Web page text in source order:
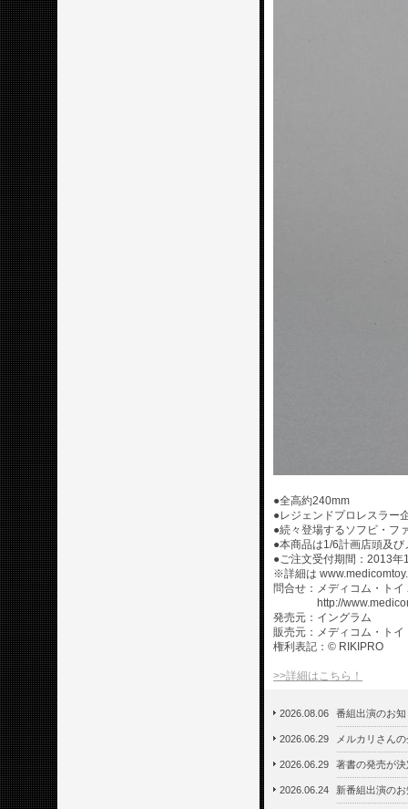
●全高約240mm
●レジェンドプロレスラー
●続々登場するソフビ・フ
●本商品は1/6計画店頭及
●ご注文受付期間：2013
※詳細は
問合せ：メディコム・ト
http://
発売元：イングラム
販売元：メディコム・トイ
権利表記：© RIKIPRO
>>詳細はこちら！
2026.08.06 番組出演のお
2026.06.29 メルカリさん
2026.06.29 著書の発売が
2026.06.24 新番組出演の